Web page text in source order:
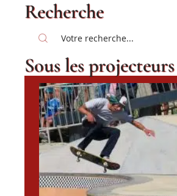
Recherche
Sous les projecteurs